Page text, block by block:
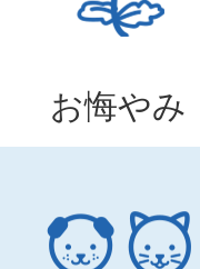
お悔やみ